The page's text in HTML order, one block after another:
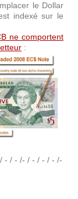
le Dollar
indexé sur le
ne comportent
:
- / - /- / - / - / - /-